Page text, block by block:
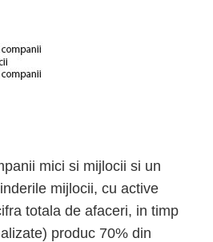
mici si mijlocii si un
mijlocii, cu active
totala de afaceri, in timp
produc 70% din